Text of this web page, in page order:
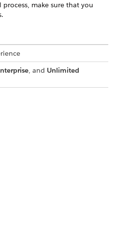
make sure that you
, and Unlimited
to make sure that it’s
мы могли стать лучше!